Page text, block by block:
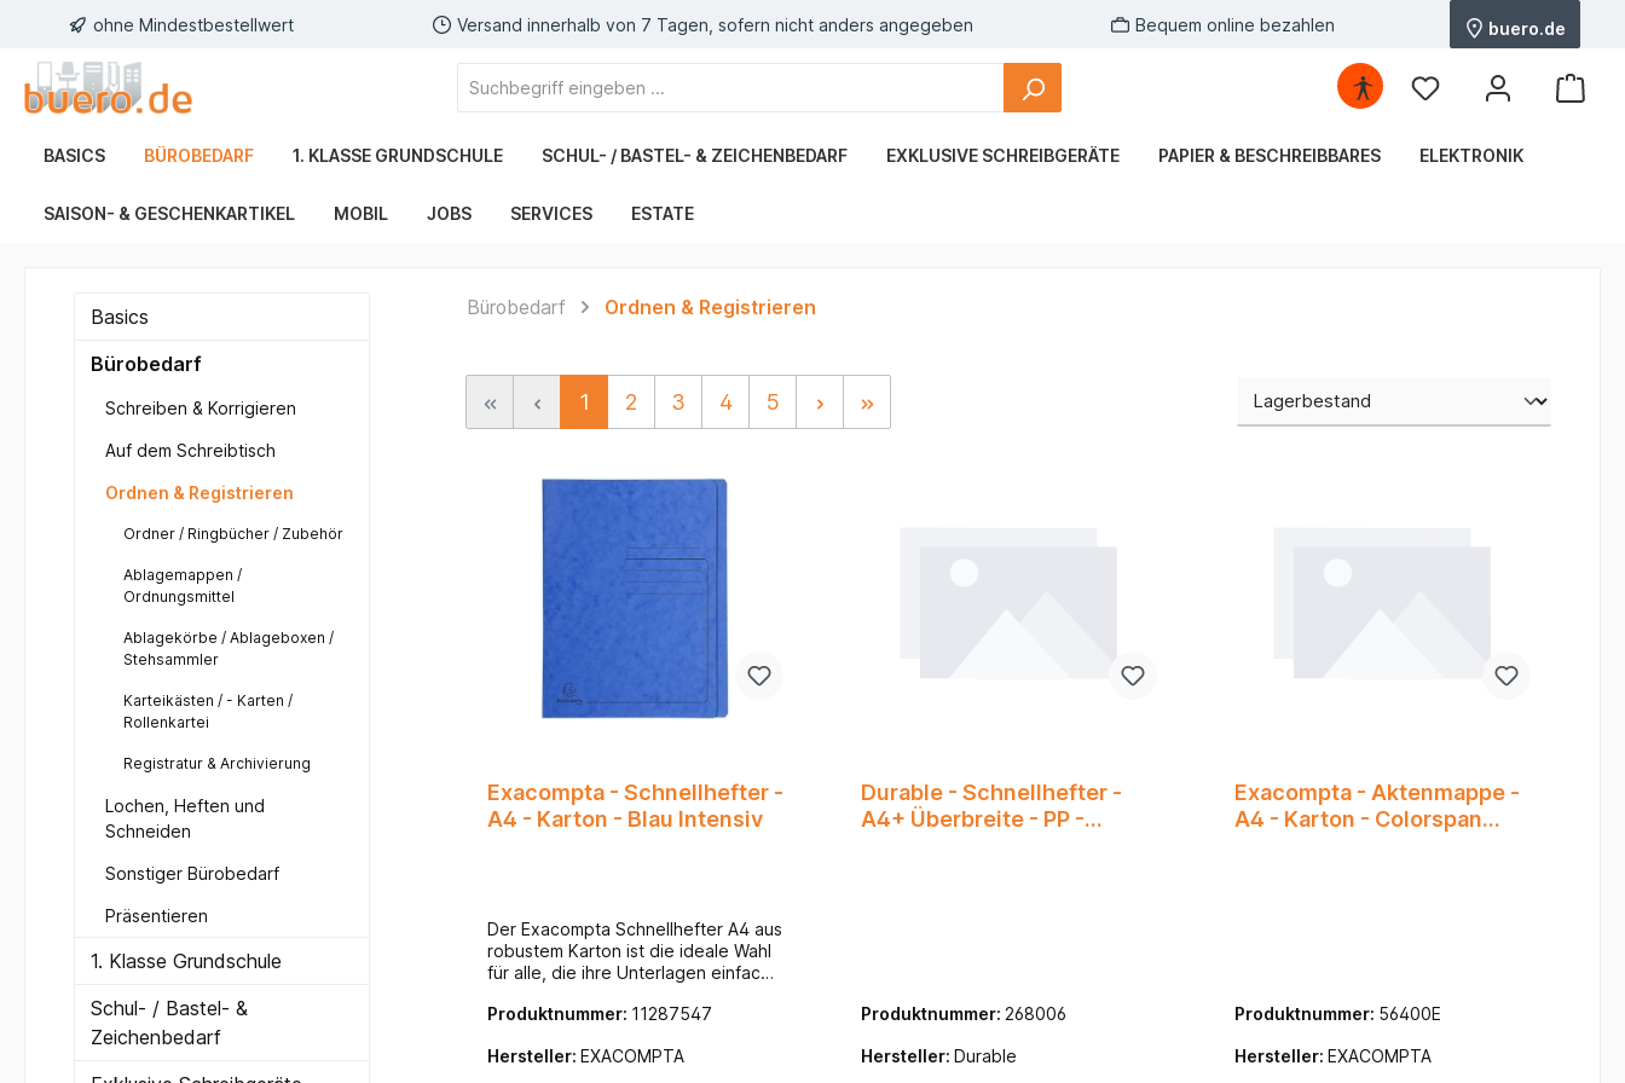
ohne Mindestbestellwert Versand innerhalb von 7 Tagen, sofern nicht anders angegeben Bequem online bezahlen buero.de
BASICS BÜROBEDARF 1. KLASSE GRUNDSCHULE SCHUL- / BASTEL- & ZEICHENBEDARF EXKLUSIVE SCHREIBGERÄTE PAPIER & BESCHREIBBARES ELEKTRONIK
SAISON- & GESCHENKARTIKEL MOBIL JOBS SERVICES ESTATE
Basics
Bürobedarf
Schreiben & Korrigieren
Auf dem Schreibtisch
Ordnen & Registrieren
Ordner / Ringbücher / Zubehör
Ablagemappen /
Ordnungsmittel
Ablagekörbe / Ablageboxen /
Stehsammler
Karteikästen / - Karten /
Rollenkartei
Registratur & Archivierung
Lochen, Heften und
Schneiden
Sonstiger Bürobedarf
Präsentieren
1. Klasse Grundschule
Schul- / Bastel- &
Zeichenbedarf
Bürobedarf Ordnen & Registrieren
1 2 3 4 5
Exacompta - Schnellhefter -
A4 - Karton - Blau Intensiv
Der Exacompta Schnellhefter A4 aus
robustem Karton ist die ideale Wahl
für alle, die ihre Unterlagen einfach,
möchten. Ob für die Schule, das
Haushalt – dieser zuverlässige
Produktnummer: 11287547
Hersteller: EXACOMPTA
Durable - Schnellhefter -
A4+ Überbreite - PP -
Produktnummer: 268006
Hersteller: Durable
Exacompta - Aktenmappe -
A4 - Karton - Colorspan
Produktnummer: 56400E
Hersteller: EXACOMPTA